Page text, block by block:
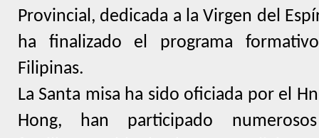
Provincial, dedicada a la Virgen del
ha finalizado el programa
Filipinas.
La Santa misa ha sido oficiada por el
Hong, han participado